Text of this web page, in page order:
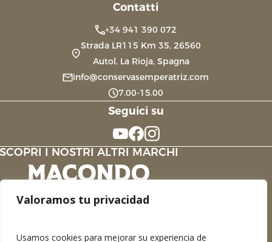
Valoramos tu privacidad
Usamos cookies para mejorar su experiencia de
Contatti
+34 941 390 072
Strada LR115 Km 35, 26560
Autol, La Rioja, Spagna
info@conservasemperatriz.com
7.00-15.00
Seguici su
I NOSTRI ALTRI MARCHI